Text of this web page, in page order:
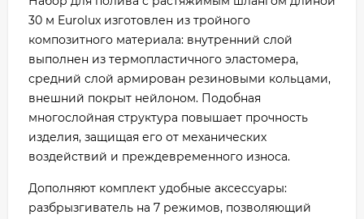
30 м Eurolux изготовлен из тройного
композитного материала: внутренний слой
выполнен из термопластичного эластомера,
средний слой армирован резиновыми кольцами,
внешний покрыт нейлоном. Подобная
многослойная структура повышает прочность
изделия, защищая его от механических
воздействий и преждевременного износа.
Дополняют комплект удобные аксессуары:
разбрызгиватель на 7 режимов, позволяющий